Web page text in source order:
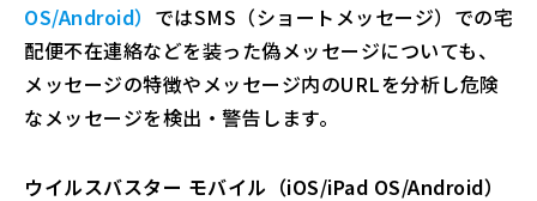
OS/Android） ではSMS（ショートメッセージ）での宅
配便不在連絡などを装った偽メッセージについても、
メッセージの特徴やメッセージ内のURLを分析し危険
なメッセージを検出・警告します。
ウイルスバスター モバイル（iOS/iPad OS/Android）